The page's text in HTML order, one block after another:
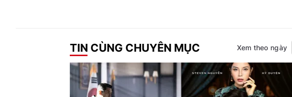
TIN CÙNG CHUYÊN MỤC Xem theo ngày